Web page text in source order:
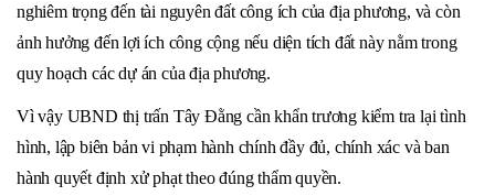
nghiêm trọng đến tài nguyên đất công ích của địa phương, và còn
ảnh hưởng đến lợi ích công cộng nếu diện tích đất này nằm trong
quy hoạch các dự án của địa phương.
Vì vậy UBND thị trấn Tây Đằng cần khẩn trương kiểm tra lại tình
hình, lập biên bản vi phạm hành chính đầy đủ, chính xác và ban
hành quyết định xử phạt theo đúng thẩm quyền.